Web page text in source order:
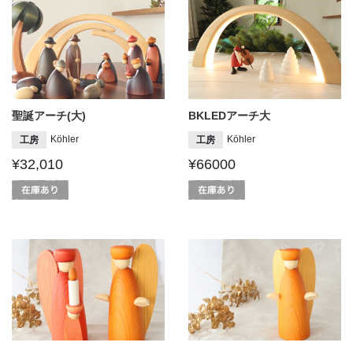
聖誕アーチ(大)
工房 Köhler
¥32,010
BKLEDアーチ大
工房 Köhler
¥66000